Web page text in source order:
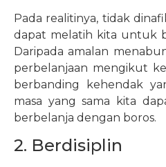
Pada realitinya, tidak
dapat melatih kita untuk
Daripada amalan
perbelanjaan mengikut
berbanding kehendak
masa yang sama kita
berbelanja dengan boros.
2. Berdisiplin